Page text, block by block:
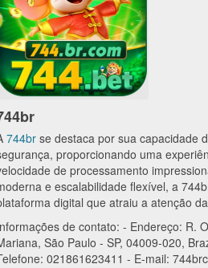
744br se destaca por sua capacidade
proporcionando uma
de processamento
e escalabilidade flexível, a
digital que atraiu a atenção
de contato: - Endereço: R.
São Paulo - SP, 04009-020,
021861623411 - E-mail: